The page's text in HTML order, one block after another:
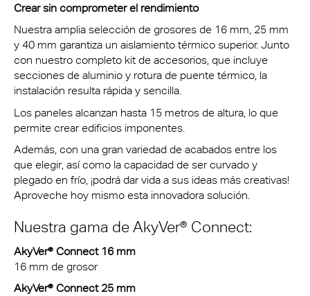
Crear sin comprometer el rendimiento
Nuestra amplia selección de grosores de 16 mm, 25 mm
y 40 mm garantiza un aislamiento térmico superior. Junto
con nuestro completo kit de accesorios, que incluye
secciones de aluminio y rotura de puente térmico, la
instalación resulta rápida y sencilla.
Los paneles alcanzan hasta 15 metros de altura, lo que
permite crear edificios imponentes.
Además, con una gran variedad de acabados entre los
que elegir, así como la capacidad de ser curvado y
plegado en frío, ¡podrá dar vida a sus ideas más creativas!
Aproveche hoy mismo esta innovadora solución.
Nuestra gama de AkyVer® Connect:
AkyVer® Connect 16 mm
16 mm de grosor
AkyVer® Connect 25 mm